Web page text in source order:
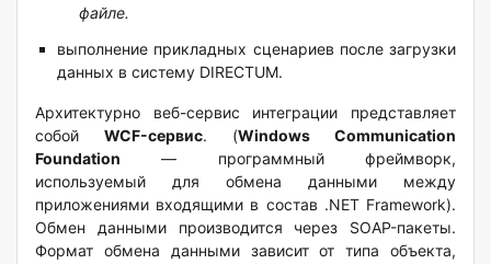
файле.
выполнение прикладных сценариев после загрузки
данных в систему DIRECTUM.
Архитектурно веб-сервис интеграции представляет
собой WCF-сервис. (Windows Communication
Foundation — программный фреймворк,
используемый для обмена данными между
приложениями входящими в состав .NET Framework).
Обмен данными производится через SOAP-пакеты.
Формат обмена данными зависит от типа объекта,